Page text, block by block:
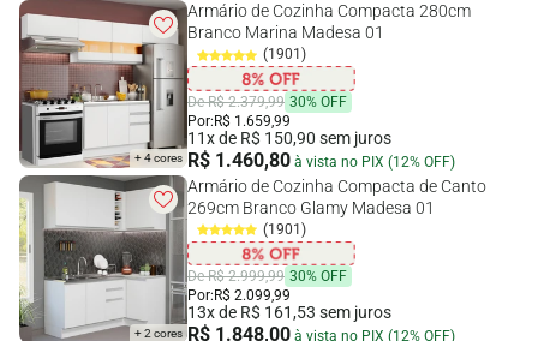
+ 4 cores
Armário de Cozinha Compacta 280cm
Branco Marina Madesa 01
(1901)
De R$ 2.379,99 30% OFF
Por:R$ 1.659,99
11x de R$ 150,90 sem juros
R$ 1.460,80 à vista no PIX (12% OFF)
+ 2 cores
Armário de Cozinha Compacta de Canto
269cm Branco Glamy Madesa 01
(1901)
De R$ 2.999,99 30% OFF
Por:R$ 2.099,99
13x de R$ 161,53 sem juros
R$ 1.848,00 à vista no PIX (12% OFF)